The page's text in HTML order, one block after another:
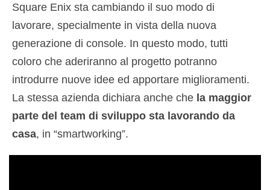
Square Enix sta cambiando il suo modo di
lavorare, specialmente in vista della nuova
generazione di console. In questo modo, tutti
coloro che aderiranno al progetto potranno
introdurre nuove idee ed apportare miglioramenti.
La stessa azienda dichiara anche che la maggior
parte del team di sviluppo sta lavorando da
casa, in “smartworking”.